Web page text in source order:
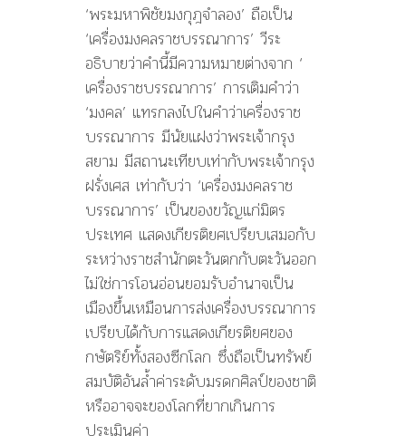
‘พระมหาพิชัยมงกุฎจำลอง’ ถือเป็น
‘เครื่องมงคลราชบรรณาการ’ วีระ
อธิบายว่าคำนี้มีความหมายต่างจาก ‘
เครื่องราชบรรณาการ’ การเติมคำว่า
‘มงคล’ แทรกลงไปในคำว่าเครื่องราช
บรรณาการ มีนัยแฝงว่าพระเจ้ากรุง
สยาม มีสถานะเทียบเท่ากับพระเจ้ากรุง
ฝรั่งเศส เท่ากับว่า ‘เครื่องมงคลราช
บรรณาการ’ เป็นของขวัญแก่มิตร
ประเทศ แสดงเกียรติยศเปรียบเสมอกับ
ระหว่างราชสำนักตะวันตกกับตะวันออก
ไม่ใช่การโอนอ่อนยอมรับอำนาจเป็น
เมืองขึ้นเหมือนการส่งเครื่องบรรณาการ
เปรียบได้กับการแสดงเกียรติยศของ
กษัตริย์ทั้งสองซีกโลก ซึ่งถือเป็นทรัพย์
สมบัติอันล้ำค่าระดับมรดกศิลป์ของชาติ
หรืออาจจะของโลกที่ยากเกินการ
ประเมินค่า